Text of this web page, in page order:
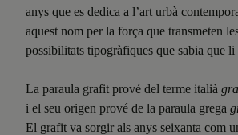
anys que es dedica a l’art urbà
aquest nom per la força que transmeten
possibilitats tipogràfiques que sabia que
La paraula grafit prové del terme italià
i el seu origen prové de la paraula grega
El grafit va sorgir als anys seixanta com